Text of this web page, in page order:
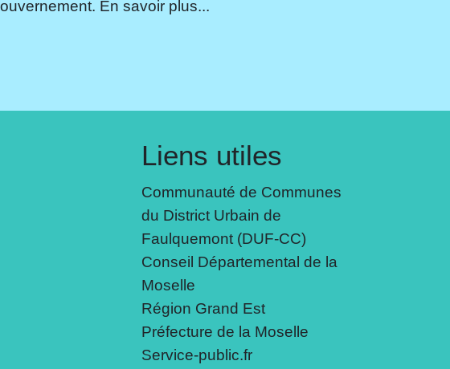
En savoir plus...
Liens utiles
Communauté de Communes
du District Urbain de
Faulquemont (DUF-CC)
Conseil Départemental de la
Moselle
Région Grand Est
Préfecture de la Moselle
Service-public.fr